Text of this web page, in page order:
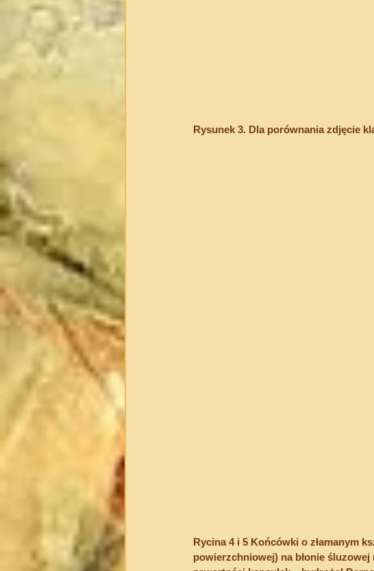
Rysunek 3. Dla porównania zdjęcie
Rycina 4 i 5 Końcówki o złamanym
powierzchniowej) na błonie śluzowej